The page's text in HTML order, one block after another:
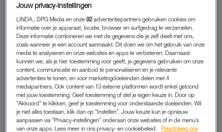
RTL Nieuws.
JACK
Als Jack op oudejaarsavond een vuurpijl afschiet, gaat het
gruwelijk mis. Waarbij het vuurwerk normaal in de lucht pas
explodeert, ontplofte hij nu meteen. “Ik zag Jack daarna door
de lucht vliegen”, vertelde zijn broer tegen de regionale
omroepRTV Rijnmond. “Zijn schouder kwam hier terecht op
de tramrails. Hij was op slag dood.”
Jouw privacy-instellingen
LINDA., DPG Media en onze92 advertentiepartners gebruiken cookies om
informatie over je apparaat, locatie, browser en surfgedrag te verzamelen.
Deze informatie combineren we met de gegevens die je zelf deelt met ons,
zoals wanneer je een account aanmaakt. Dit doen we om het gebruik van onze
media te analyseren en onze websites en apps te verbeteren. Daarnaast
kunnen we, als je hier toestemming voor geeft, je gegevens gebruiken om onze
content, communicatie en aanbod te personaliseren en je relevante
advertenties te tonen, en voor marketingdoeleinden delen met 4
mediapartners. Ook content van 13 externe platformen wordt enkel getoond
met jouw toestemming. Geef toestemming of stel je eigen keuze in. Door op
"Akkoord" te klikken, geef je toestemming voor onderstaande doeleinden. Wil
je niet alles toestaan, klik dan op “Instellen”. Jouw keuze kun je opnieuw
aanpassen via “Privacy-instellingen” onderaan onze websites of in de menu’s
van onze apps. Lees meer in ons privacy- en cookiebeleid.
Raadpleeg ons